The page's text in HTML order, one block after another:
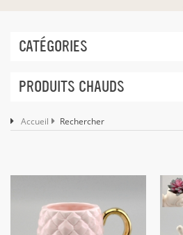
CATÉGORIES
PRODUITS CHAUDS
Accueil Rechercher